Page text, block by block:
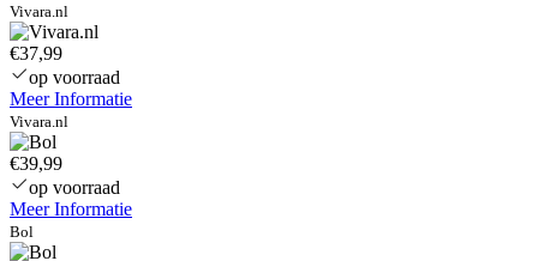
Vivara.nl
€37,99
op voorraad
Meer Informatie
Vivara.nl
€39,99
op voorraad
Meer Informatie
Bol